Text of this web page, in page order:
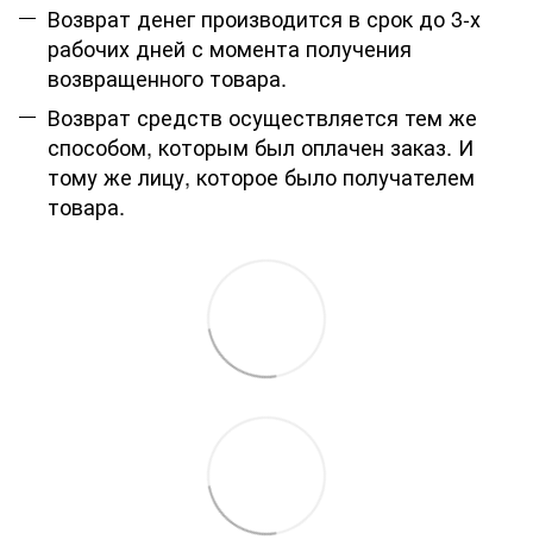
Возврат денег производится в срок до 3-х
рабочих дней с момента получения
возвращенного товара.
Возврат средств осуществляется тем же
способом, которым был оплачен заказ. И
тому же лицу, которое было получателем
товара.